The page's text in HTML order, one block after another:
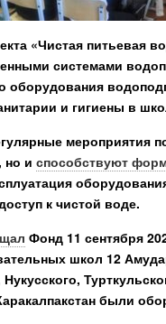
«Чистая питьевая
системами
оборудования
и гигиены в
мероприятия
но и способствуют
к чистой воде.
Фонд 11 сентября
школ 12
Нукусского,
были